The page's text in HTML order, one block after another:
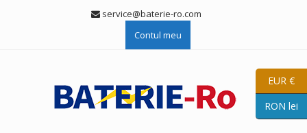
service@baterie-ro.com
Contul meu
EUR €
RON lei